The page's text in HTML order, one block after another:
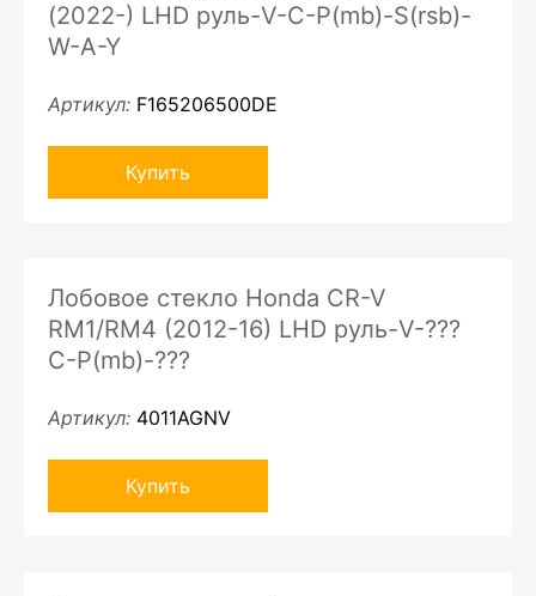
(2022-) LHD руль-V-C-P(mb)-S(rsb)-
W-A-Y
Артикул: F165206500DE
Купить
Лобовое стекло Honda CR-V
RM1/RM4 (2012-16) LHD руль-V-???
C-P(mb)-???
Артикул: 4011AGNV
Купить